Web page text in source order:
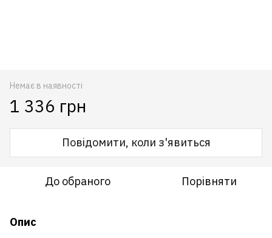
Немає в наявності
1 336 грн
Повідомити, коли з'явиться
До обраного Порівняти
Опис